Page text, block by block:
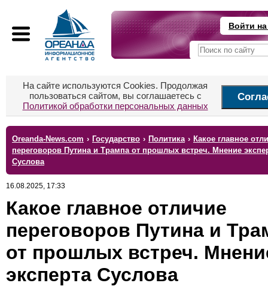
Войти
На сайте используются Cookies. Продолжая
пользоваться сайтом, вы соглашаетесь с
Политикой обработки персональных данных
Oreanda-News.com › Государство › Политика › Какое главное
переговоров Путина и Трампа от прошлых встреч. Мнение
Суслова
16.08.2025, 17:33
Какое главное отличие
переговоров Путина и
от прошлых встреч.
эксперта Суслова